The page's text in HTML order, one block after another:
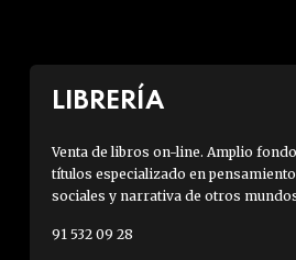
LIBRERÍA
Venta de libros on-line. Amplio
títulos especializado en
sociales y narrativa de otros
91 532 09 28